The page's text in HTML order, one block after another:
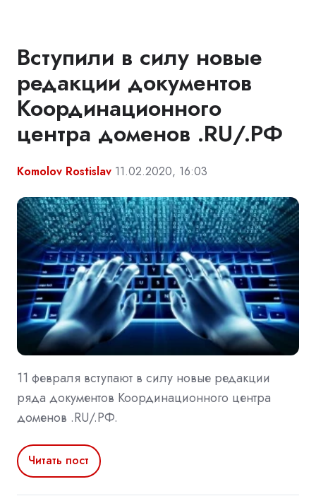
Вступили в силу новые
редакции документов
Координационного
центра доменов .RU/.РФ
Komolov Rostislav 11.02.2020, 16:03
11 февраля вступают в силу новые редакции
ряда документов Координационного центра
доменов .RU/.РФ.
Читать пост